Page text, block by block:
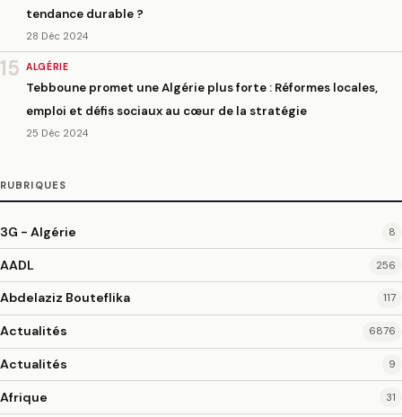
tendance durable ?
28 Déc 2024
15 ALGÉRIE
Tebboune promet une Algérie plus forte : Réformes locales,
emploi et défis sociaux au cœur de la stratégie
25 Déc 2024
RUBRIQUES
3G - Algérie 8
AADL 256
Abdelaziz Bouteflika 117
Actualités 6876
Actualités 9
Afrique 31